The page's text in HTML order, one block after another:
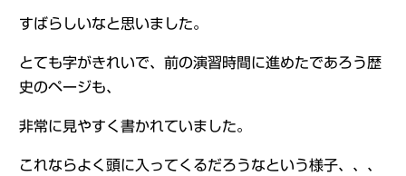
すばらしいなと思いました。
とても字がきれいで、前の演習時間に進めたであろう歴
史のページも、
非常に見やすく書かれていました。
これならよく頭に入ってくるだろうなという様子、、、